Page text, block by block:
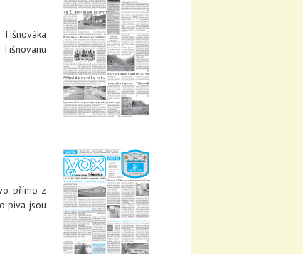
přímo z
piva jsou